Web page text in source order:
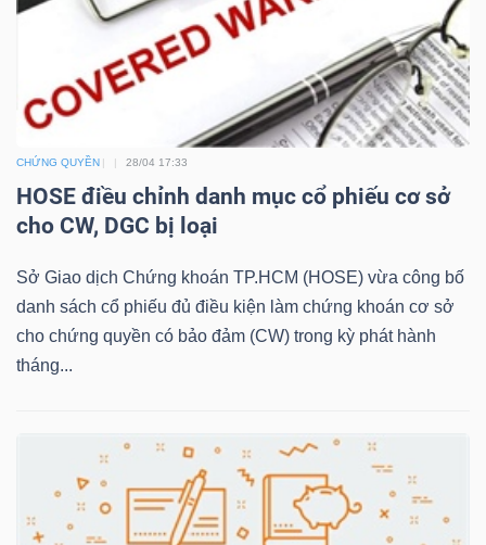
CHỨNG QUYỀN 28/04 17:33
HOSE điều chỉnh danh mục cổ phiếu cơ sở
cho CW, DGC bị loại
Sở Giao dịch Chứng khoán TP.HCM (HOSE) vừa công bố
danh sách cổ phiếu đủ điều kiện làm chứng khoán cơ sở
cho chứng quyền có bảo đảm (CW) trong kỳ phát hành
tháng...
NGHIỆP
CỔ
PHIẾU
PHÁI
SINH